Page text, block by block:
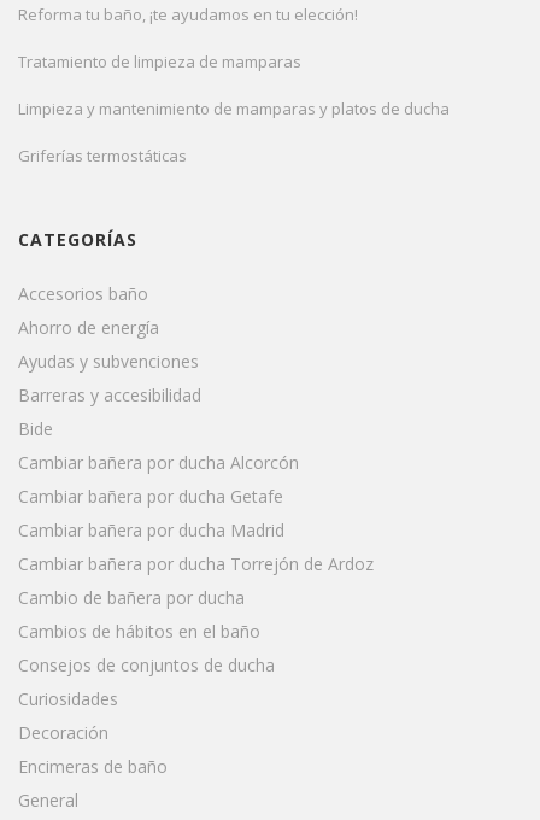
Reforma tu baño, ¡te ayudamos en tu elección!
Tratamiento de limpieza de mamparas
Limpieza y mantenimiento de mamparas y platos de ducha
Griferías termostáticas
CATEGORÍAS
Accesorios baño
Ahorro de energía
Ayudas y subvenciones
Barreras y accesibilidad
Bide
Cambiar bañera por ducha Alcorcón
Cambiar bañera por ducha Getafe
Cambiar bañera por ducha Madrid
Cambiar bañera por ducha Torrejón de Ardoz
Cambio de bañera por ducha
Cambios de hábitos en el baño
Consejos de conjuntos de ducha
Curiosidades
Decoración
Encimeras de baño
General